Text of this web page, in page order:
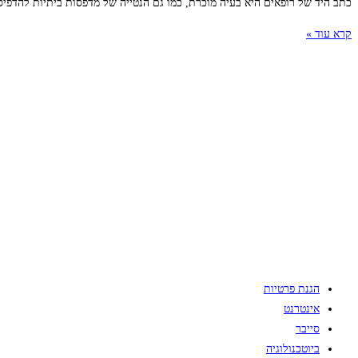
כתב היד של רופאים היא בעיה מוכרת, כמו גם הנטייה של מדפסות ביתיות
קרא עוד »
הגנת פרטיות
אינטרנט
סייבר
ביוטכנולוגיה